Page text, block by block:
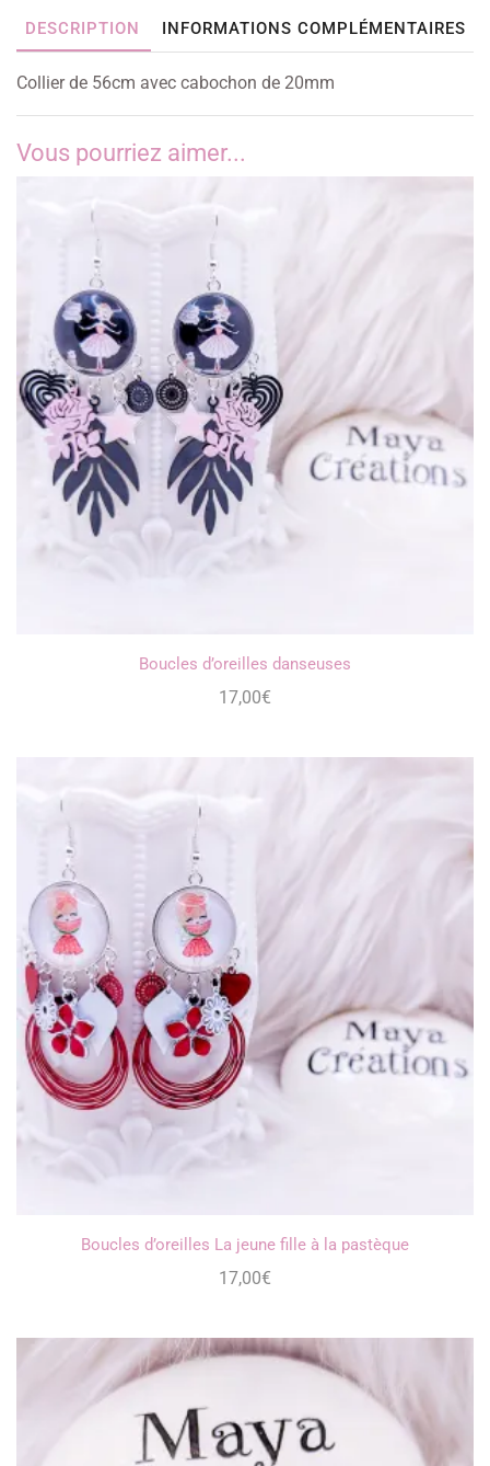
DESCRIPTION INFORMATIONS COMPLÉMENTAIRES
Collier de 56cm avec cabochon de 20mm
Vous pourriez aimer...
Boucles d’oreilles danseuses
17,00€
Boucles d’oreilles La jeune fille à la pastèque
17,00€